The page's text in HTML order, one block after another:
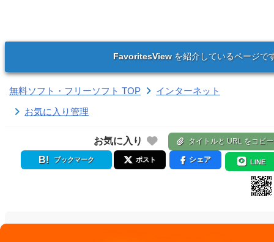
FavoritesViewを紹介しているページで
無料ソフト・フリーソフト TOP
インターネット
お気に入り管理
お気に入り タイトルと URL をコピー
ブックマーク ポスト シェア LINE